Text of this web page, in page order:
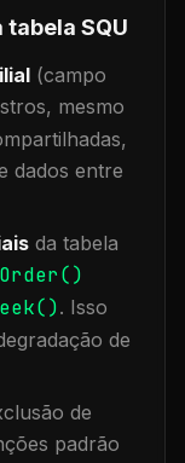
tabela SQU
(campo
mesmo
dados entre
da tabela
. Isso
de
de
padrão